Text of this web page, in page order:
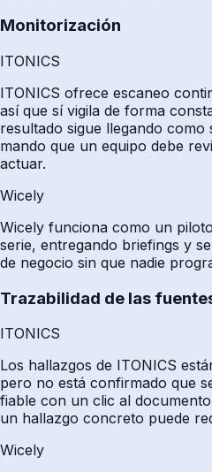
Monitorización
ITONICS
ITONICS ofrece escaneo
así que sí vigila de forma
resultado sigue llegando como
mando que un equipo debe
actuar.
Wicely
Wicely funciona como un
serie, entregando briefings y
de negocio sin que nadie
Trazabilidad de las
ITONICS
Los hallazgos de ITONICS
pero no está confirmado que
fiable con un clic al
un hallazgo concreto puede
Wicely